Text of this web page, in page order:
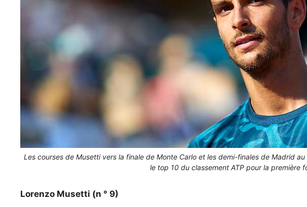
Les courses de Musetti vers la finale de Monte Carlo et les demi-finales de Madrid
le top 10 du classement ATP pour la première
Lorenzo Musetti (n ° 9)